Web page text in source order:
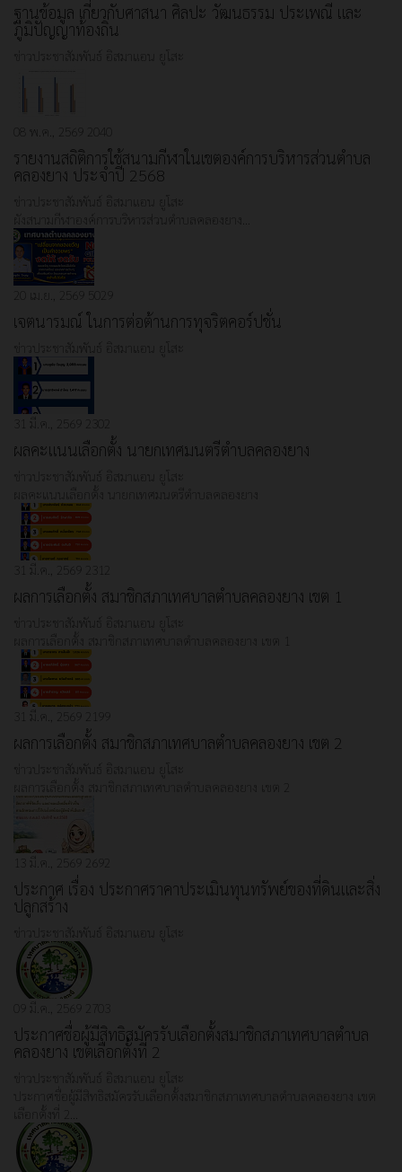
ฐานข้อมูล เกี่ยวกับศาสนา ศิลปะ วัฒนธรรม ประเพณี และ
ภูมิปัญญาท้องถิ่น
ข่าวประชาสัมพันธ์ อิสมาแอน ยูโสะ
08 พ.ค., 2569
รายงานสถิติการใช้สนามกีฬาในเขตองค์การบริหารส่วนตำบล
คลองยาง ประจำปี 2568
ข่าวประชาสัมพันธ์
อิสมาแอน ยูโสะ
ผังสนามกีฬาองค์การบริหารส่วนตำบลคลองยาง…
เจตนารมณ์ ในการต่อต้านการทุจริตคอร์ปชั่น
ข่าวประชาสัมพันธ์ อิสมาแอน ยูโสะ
31 มี.ค., 2569 2302
ผลคะแนนเลือกตั้ง นายกเทศมนตรีตำบลคลองยาง
ข่าวประชาสัมพันธ์
อิสมาแอน ยูโสะ
ผลคะแนนเลือกตั้ง นายกเทศมนตรีตำบลคลองยาง
31 มี.ค., 2569 2312
ผลการเลือกตั้ง สมาชิกสภาเทศบาลตำบลคลองยาง เขต 1
ข่าวประชาสัมพันธ์
อิสมาแอน ยูโสะ
ผลการเลือกตั้ง สมาชิกสภาเทศบาลตำบลคลองยาง เขต 1
31 มี.ค., 2569
ผลการเลือกตั้ง สมาชิกสภาเทศบาลตำบลคลองยาง เขต 2
ข่าวประชาสัมพันธ์
อิสมาแอน ยูโสะ
ผลการเลือกตั้ง สมาชิกสภาเทศบาลตำบลคลองยาง เขต 2
13 มี.ค., 2569
ประกาศ เรื่อง ประกาศราคาประเมินทุนทรัพย์ของที่ดินและสิ่ง
ปลูกสร้าง
ข่าวประชาสัมพันธ์ อิสมาแอน ยูโสะ
09 มี.ค., 2569 2703
ประกาศชื่อผู้มีสิทธิสมัครรับเลือกตั้งสมาชิกสภาเทศบาลตำบล
คลองยาง เขตเลือกตั้งที่ 2
ข่าวประชาสัมพันธ์
อิสมาแอน ยูโสะ
ประกาศชื่อผู้มีสิทธิสมัครรับเลือกตั้งสมาชิกสภาเทศบาลตำบลคลองยาง เขต